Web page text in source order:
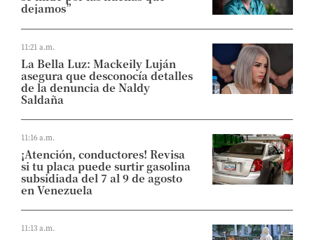
dejamos”
11:21 a.m.
La Bella Luz: Mackeily Luján
asegura que desconocía detalles
de la denuncia de Naldy
Saldaña
11:16 a.m.
¡Atención, conductores! Revisa
si tu placa puede surtir gasolina
subsidiada del 7 al 9 de agosto
en Venezuela
11:13 a.m.